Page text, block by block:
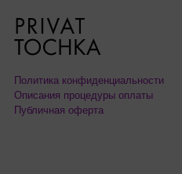
Политика конфиденциальности
Описания процедуры оплаты
Публичная оферта